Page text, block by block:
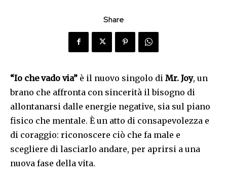
Share
“Io che vado via” è il nuovo singolo di Mr. Joy, un
brano che affronta con sincerità il bisogno di
allontanarsi dalle energie negative, sia sul piano
fisico che mentale. È un atto di consapevolezza e
di coraggio: riconoscere ciò che fa male e
scegliere di lasciarlo andare, per aprirsi a una
nuova fase della vita.